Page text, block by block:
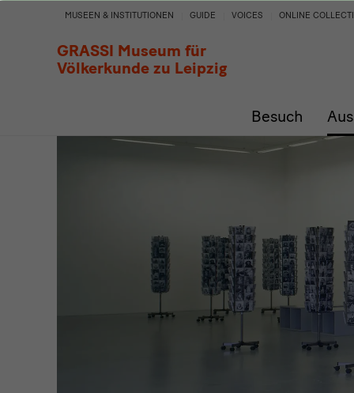
GRASSI Museum für
Völkerkunde zu Leipzig
Woman
to
Besuch
MUSEEN & INSTITUTIONEN GUIDE VOICES ONLINE